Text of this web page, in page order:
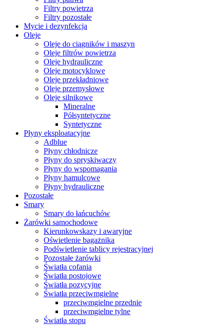
Filtry powietrza
Filtry pozostałe
Mycie i dezynfekcja
Oleje
Oleje do ciągników i maszyn
Oleje filtrów powietrza
Oleje hydrauliczne
Oleje motocyklowe
Oleje przekładniowe
Oleje przemysłowe
Oleje silnikowe
Mineralne
Półsyntetyczne
Syntetyczne
Płyny eksploatacyjne
Adblue
Płyny chłodnicze
Płyny do spryskiwaczy
Płyny do wspomagania
Płyny hamulcowe
Płyny hydrauliczne
Pozostałe
Smary
Smary do łańcuchów
Żarówki samochodowe
Kierunkowskazy i awaryjne
Oświetlenie bagażnika
Podświetlenie tablicy rejestracyjnej
Pozostałe żarówki
Światła cofania
Światła postojowe
Światła pozycyjne
Światła przeciwmgielne
przeciwmgielne przednie
przeciwmgielne tylne
Światła stopu